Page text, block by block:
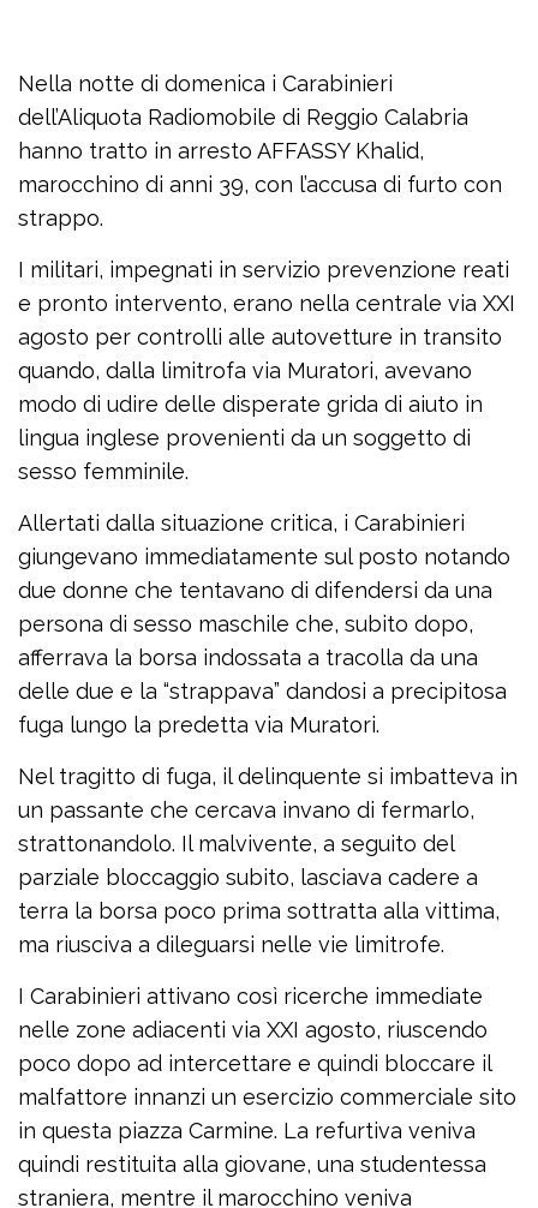
Nella notte di domenica i Carabinieri
dell’Aliquota Radiomobile di Reggio Calabria
hanno tratto in arresto AFFASSY Khalid,
marocchino di anni 39, con l’accusa di furto con
strappo.
I militari, impegnati in servizio prevenzione reati
e pronto intervento, erano nella centrale via XXI
agosto per controlli alle autovetture in transito
quando, dalla limitrofa via Muratori, avevano
modo di udire delle disperate grida di aiuto in
lingua inglese provenienti da un soggetto di
sesso femminile.
Allertati dalla situazione critica, i Carabinieri
giungevano immediatamente sul posto notando
due donne che tentavano di difendersi da una
persona di sesso maschile che, subito dopo,
afferrava la borsa indossata a tracolla da una
delle due e la “strappava” dandosi a precipitosa
fuga lungo la predetta via Muratori.
Nel tragitto di fuga, il delinquente si imbatteva in
un passante che cercava invano di fermarlo,
strattonandolo. Il malvivente, a seguito del
parziale bloccaggio subito, lasciava cadere a
terra la borsa poco prima sottratta alla vittima,
ma riusciva a dileguarsi nelle vie limitrofe.
I Carabinieri attivano così ricerche immediate
nelle zone adiacenti via XXI agosto, riuscendo
poco dopo ad intercettare e quindi bloccare il
malfattore innanzi un esercizio commerciale sito
in questa piazza Carmine. La refurtiva veniva
quindi restituita alla giovane, una studentessa
straniera, mentre il marocchino veniva